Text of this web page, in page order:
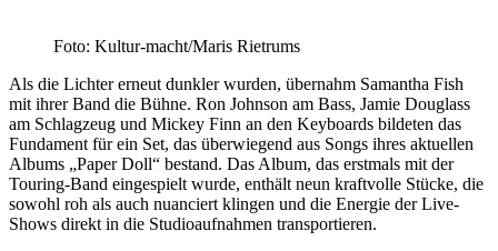
Foto: Kultur-macht/Maris Rietrums
Als die Lichter erneut dunkler wurden, übernahm Samantha Fish
mit ihrer Band die Bühne. Ron Johnson am Bass, Jamie Douglass
am Schlagzeug und Mickey Finn an den Keyboards bildeten das
Fundament für ein Set, das überwiegend aus Songs ihres aktuellen
Albums „Paper Doll“ bestand. Das Album, das erstmals mit der
Touring-Band eingespielt wurde, enthält neun kraftvolle Stücke, die
sowohl roh als auch nuanciert klingen und die Energie der Live-
Shows direkt in die Studioaufnahmen transportieren.